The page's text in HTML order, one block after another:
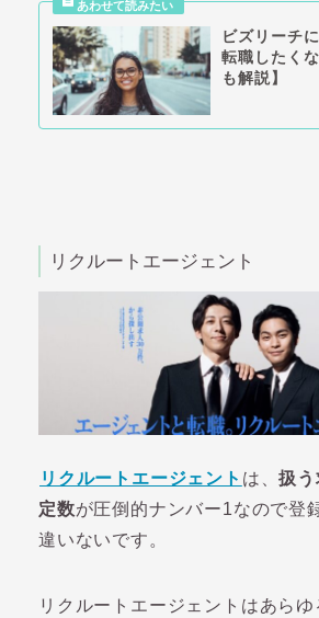
ビズリーチ
転職したく
も解説】
リクルートエージェント
リクルートエージェント は、扱
定数が圧倒的ナンバー1なので登
違いないです。
リクルートエージェントはあらゆ